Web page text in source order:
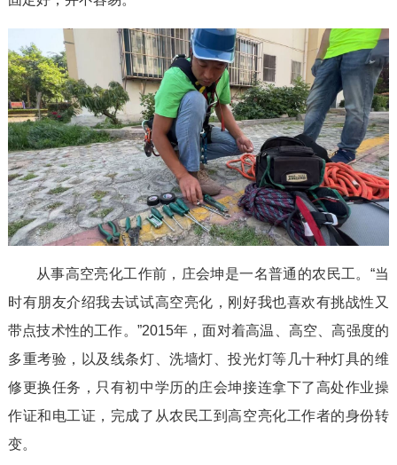
从事高空亮化工作前，庄会坤是一名普通的农民工。“当
时有朋友介绍我去试试高空亮化，刚好我也喜欢有挑战性又
带点技术性的工作。”2015年，面对着高温、高空、高强度的
多重考验，以及线条灯、洗墙灯、投光灯等几十种灯具的维
修更换任务，只有初中学历的庄会坤接连拿下了高处作业操
作证和电工证，完成了从农民工到高空亮化工作者的身份转
变。